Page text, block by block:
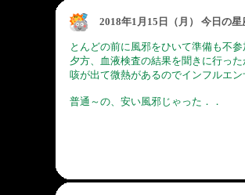
2018年1月15日（月） 今日の
とんどの前に風邪をひいて準備も不参
夕方、血液検査の結果を聞きに行っ
咳が出て微熱があるのでインフルエ
普通～の、安い風邪じゃった．．